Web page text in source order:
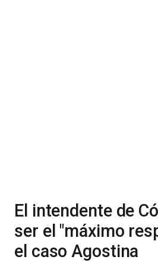
El intendente de
ser el "máximo
el caso Agostina